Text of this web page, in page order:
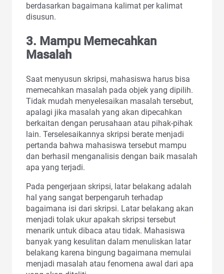
berdasarkan bagaimana kalimat per kalimat
disusun.
3. Mampu Memecahkan
Masalah
Saat menyusun skripsi, mahasiswa harus bisa
memecahkan masalah pada objek yang dipilih.
Tidak mudah menyelesaikan masalah tersebut,
apalagi jika masalah yang akan dipecahkan
berkaitan dengan perusahaan atau pihak-pihak
lain. Terselesaikannya skripsi berate menjadi
pertanda bahwa mahasiswa tersebut mampu
dan berhasil menganalisis dengan baik masalah
apa yang terjadi.
Pada pengerjaan skripsi, latar belakang adalah
hal yang sangat berpengaruh terhadap
bagaimana isi dari skripsi. Latar belakang akan
menjadi tolak ukur apakah skripsi tersebut
menarik untuk dibaca atau tidak. Mahasiswa
banyak yang kesulitan dalam menuliskan latar
belakang karena bingung bagaimana memulai
menjadi masalah atau fenomena awal dari apa